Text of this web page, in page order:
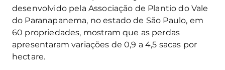
desenvolvido pela Associação de Plantio do Vale
do Paranapanema, no estado de São Paulo, em
60 propriedades, mostram que as perdas
apresentaram variações de 0,9 a 4,5 sacas por
hectare.